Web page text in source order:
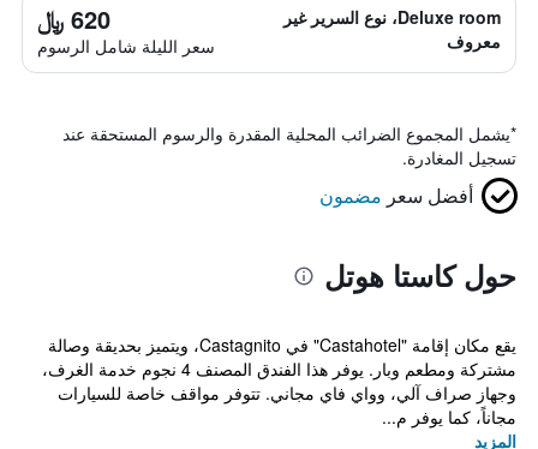
Deluxe room، نوع السرير غير
معروف
620 ﷼
سعر الليلة شامل الرسوم
*يشمل المجموع الضرائب المحلية المقدرة والرسوم المستحقة عند
تسجيل المغادرة.
أفضل سعر مضمون
حول كاستا هوتل
يقع مكان إقامة "Castahotel" في Castagnito، ويتميز بحديقة وصالة
مشتركة ومطعم وبار. يوفر هذا الفندق المصنف 4 نجوم خدمة الغرف،
وجهاز صراف آلي، وواي فاي مجاني. تتوفر مواقف خاصة للسيارات
مجاناً، كما يوفر م...
المزيد